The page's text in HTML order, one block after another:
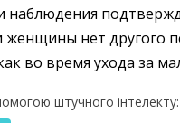
наблюдения
нет другого
во время ухода за
штучного інтелекту: